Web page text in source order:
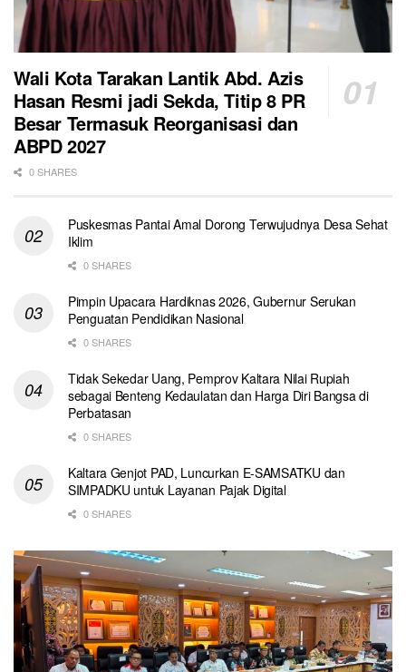
Wali Kota Tarakan Lantik Abd. Azis
Hasan Resmi jadi Sekda, Titip 8 PR
Besar Termasuk Reorganisasi dan
ABPD 2027
0 SHARES
Puskesmas Pantai Amal Dorong Terwujudnya Desa Sehat
Iklim
0 SHARES
Pimpin Upacara Hardiknas 2026, Gubernur Serukan
Penguatan Pendidikan Nasional
0 SHARES
Tidak Sekedar Uang, Pemprov Kaltara Nilai Rupiah
sebagai Benteng Kedaulatan dan Harga Diri Bangsa di
Perbatasan
0 SHARES
Kaltara Genjot PAD, Luncurkan E-SAMSATKU dan
SIMPADKU untuk Layanan Pajak Digital
0 SHARES